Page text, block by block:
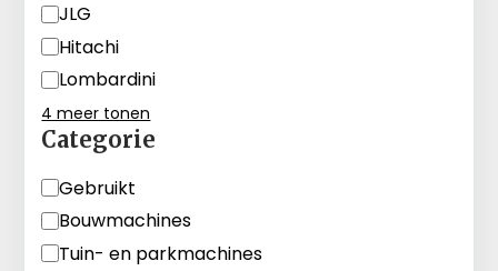
JLG
Hitachi
Lombardini
4 meer tonen
Categorie
Categorie
Gebruikt
Bouwmachines
Tuin- en parkmachines